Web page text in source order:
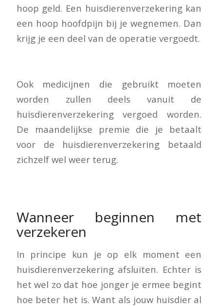
hoop geld. Een huisdierenverzekering kan
een hoop hoofdpijn bij je wegnemen. Dan
krijg je een deel van de operatie vergoedt.
Ook medicijnen die gebruikt moeten
worden zullen deels vanuit de
huisdierenverzekering vergoed worden.
De maandelijkse premie die je betaalt
voor de huisdierenverzekering betaald
zichzelf wel weer terug.
Wanneer beginnen met
verzekeren
In principe kun je op elk moment een
huisdierenverzekering afsluiten. Echter is
het wel zo dat hoe jonger je ermee begint
hoe beter het is. Want als jouw huisdier al